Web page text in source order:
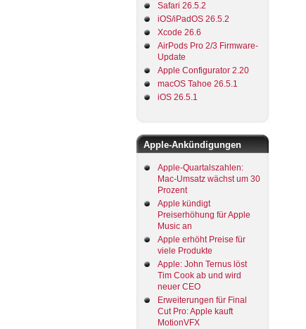
Safari 26.5.2
iOS/iPadOS 26.5.2
Xcode 26.6
AirPods Pro 2/3 Firmware-
Update
Apple Configurator 2.20
macOS Tahoe 26.5.1
iOS 26.5.1
Apple-Ankündigungen
Apple-Quartalszahlen:
Mac-Umsatz wächst um 30
Prozent
Apple kündigt
Preiserhöhung für Apple
Music an
Apple erhöht Preise für
viele Produkte
Apple: John Ternus löst
Tim Cook ab und wird
neuer CEO
Erweiterungen für Final
Cut Pro: Apple kauft
MotionVFX